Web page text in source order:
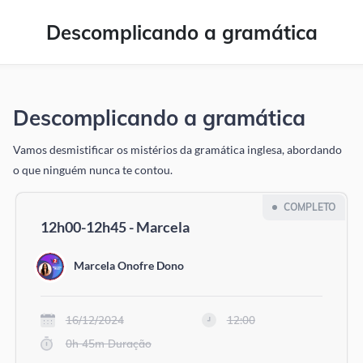
Descomplicando a gramática
Descomplicando a gramática
Vamos desmistificar os mistérios da gramática inglesa, abordando
o que ninguém nunca te contou.
COMPLETO
12h00-12h45 - Marcela
Marcela Onofre Dono
16/12/2024
12:00
0h 45m Duração